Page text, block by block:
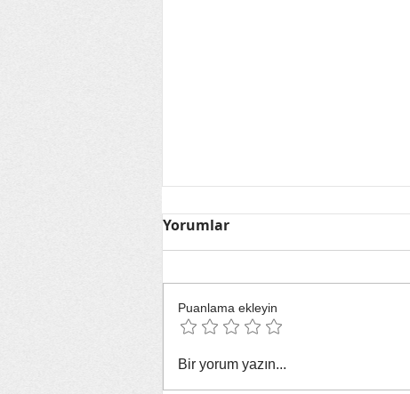
Hastalıkların Kokusunu
Alan Kadın: Tıbbi Teşhiste
Yorumlar
Puanlama ekleyin
Bir yorum yazın...